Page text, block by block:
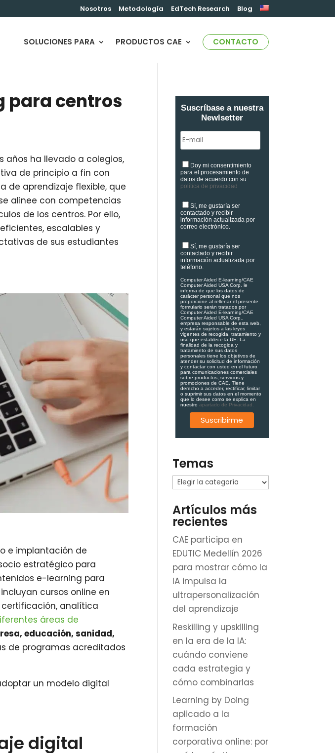
Nosotros Metodología EdTech Research Blog
SOLUCIONES PARA PRODUCTOS CAE CONTACTO
para centros
años ha llevado a colegios,
de principio a fin con
de aprendizaje flexible, que
alinee con competencias
de los centros. Por ello,
eficientes, escalables y
de sus estudiantes
e implantación de
estratégico para
e-learning para
cursos online en
certificación, analítica
áreas de
educación, sanidad,
de programas acreditados
un modelo digital
digital
Suscríbase a nuestra
Newlsetter
Doy mi consentimiento
para el procesamiento de
datos de acuerdo con su
política de privacidad
Sí, me gustaría ser
contactado y recibir
información actualizada por
correo electrónico.
Sí, me gustaría ser
contactado y recibir
información actualizada por
teléfono.
Computer Aided E-learning/CAE
Computer Aided USA Corp. le
informa de que los datos de
carácter personal que nos
proporcione al rellenar el presente
formulario serán tratados por
Computer Aided E-learning/CAE
Computer Aided USA Corp.,
empresa responsable de esta web,
y estarán sujetos a las leyes
vigentes de recogida, tratamiento y
uso que establece la UE. La
finalidad de la recogida y
tratamiento de sus datos
personales tiene los objetivos de
atender su solicitud de información
y contactar con usted en el futuro
para comunicaciones comerciales
sobre productos, servicios y
promociones de CAE. Tiene
derecho a acceder, rectificar, limitar
o suprimir sus datos en el momento
que lo desee como se explica en
nuestro apartado de Privacidad.
Temas
Temas
Artículos más
recientes
CAE participa en
EDUTIC Medellín 2026
para mostrar cómo la
IA impulsa la
ultrapersonalización
del aprendizaje
Reskilling y upskilling
en la era de la IA:
cuándo conviene
cada estrategia y
cómo combinarlas
Learning by Doing
aplicado a la
formación
corporativa online: por